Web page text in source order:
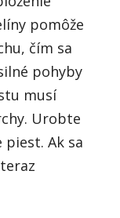
pomôže
čím sa
pohyby
musí
Urobte
Ak sa